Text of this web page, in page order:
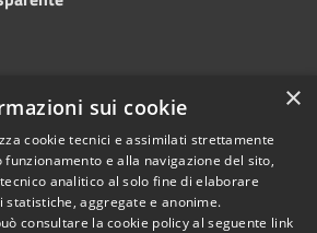
Copyright © 2023
×
sui cookie
cookie tecnici e assimilati strettamente
e alla navigazione del sito,
analitico al solo fine di elaborare
statistiche, aggregate e anonime.
consultare la cookie policy al seguente link